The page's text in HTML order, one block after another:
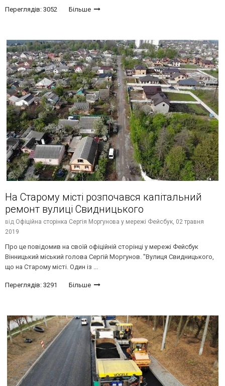
Переглядів: 3052 Більше
На Старому місті розпочався капітальний
ремонт вулиці Свидницького
від Офіційна сторінка Сергія Моргунова у мережі Фейсбук, 02 травня
2019
Про це повідомив на своїй офіційній сторінці у мережі Фейсбук
Вінницький міський голова Сергій Моргунов. "Вулиця Свидницького,
що на Старому місті. Один із ...
Переглядів: 3291 Більше